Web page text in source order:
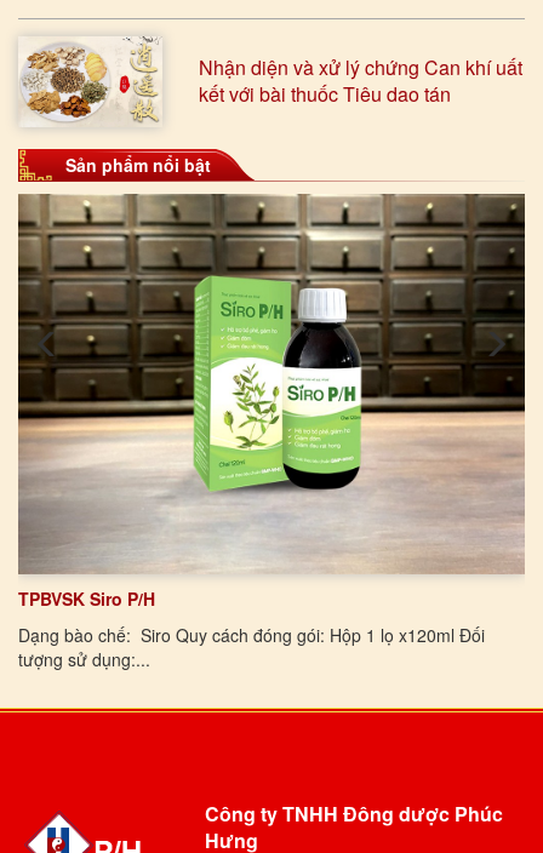
Nhận diện và xử lý chứng Can khí uất
kết với bài thuốc Tiêu dao tán
Sản phẩm nổi bật
TPBVSK Siro P/H
Dạng bào chế: Siro Quy cách đóng gói: Hộp 1 lọ x120ml Đối
tượng sử dụng:...
Công ty TNHH Đông dược Phúc
Hưng